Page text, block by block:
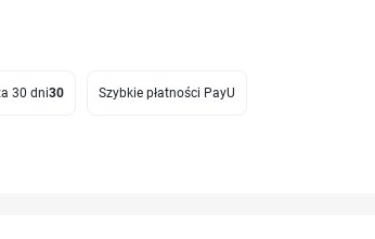
30 dni30 Szybkie płatności PayU